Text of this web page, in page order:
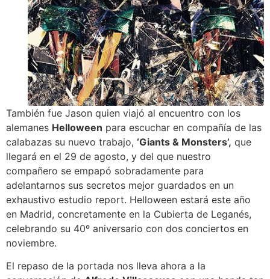
También fue Jason quien viajó al encuentro con los
alemanes Helloween para escuchar en compañía de las
calabazas su nuevo trabajo, ‘Giants & Monsters’, que
llegará en el 29 de agosto, y del que nuestro
compañero se empapó sobradamente para
adelantarnos sus secretos mejor guardados en un
exhaustivo estudio report. Helloween estará este año
en Madrid, concretamente en la Cubierta de Leganés,
celebrando su 40º aniversario con dos conciertos en
noviembre.
El repaso de la portada nos lleva ahora a la